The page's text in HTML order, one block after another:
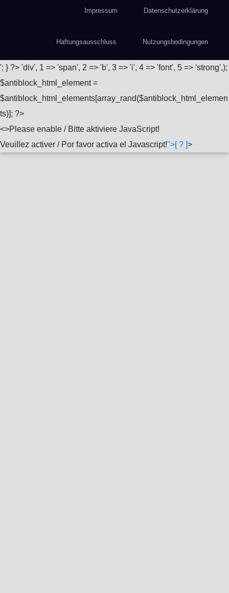
Impressum Datenschutzerklärung
Haftungsausschluss Nutzungsbedingungen
'; } ?> 'div', 1 => 'span', 2 => 'b', 3 => 'i', 4 => 'font', 5 => 'strong',);
$antiblock_html_element =
$antiblock_html_elements[array_rand($antiblock_html_elemen
ts)]; ?>
<>Please enable / Bitte aktiviere JavaScript!
Veuillez activer / Por favor activa el Javascript!">[ ? ]>